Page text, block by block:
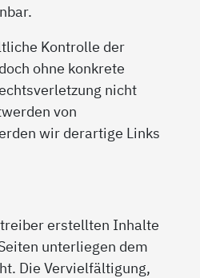
Kontrolle der
ohne konkrete
nicht
von
wir derartige Links
erstellten Inhalte
unterliegen dem
Die Vervielfältigung,